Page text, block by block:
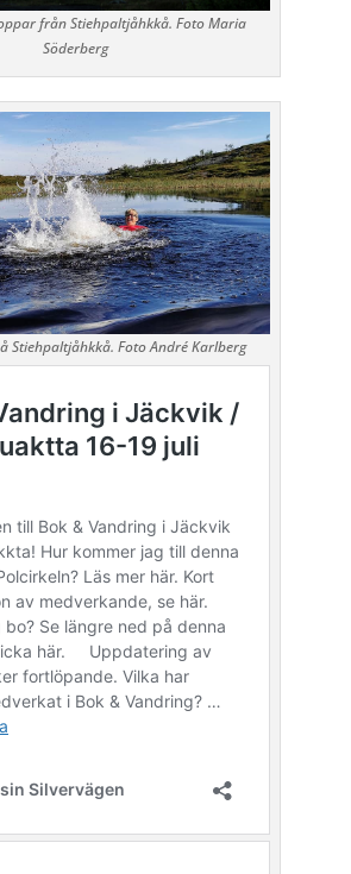
från Stiehpaltjåhkkå. Foto Maria
Söderberg
Stiehpaltjåhkkå. Foto André Karlberg